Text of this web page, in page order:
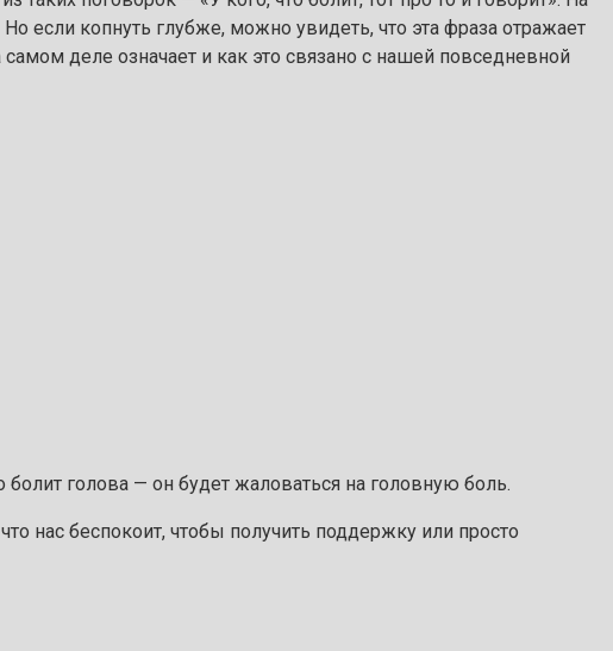
если копнуть глубже, можно увидеть, что эта фраза отражает
деле означает и как это связано с нашей повседневной
голова — он будет жаловаться на головную боль.
нас беспокоит, чтобы получить поддержку или просто